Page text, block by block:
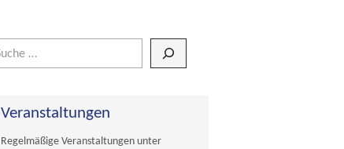
Veranstaltungen
Regelmäßige Veranstaltungen unter